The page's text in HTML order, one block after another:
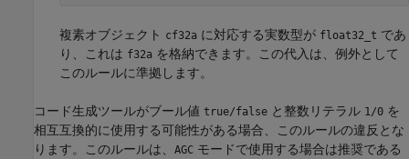
複素オブジェクト cf32a に対応する実数型が float32_t であ
り、これは f32a を格納できます。この代入は、例外として
このルールに準拠します。
コード生成ツールがブール値 true/false と整数リテラル 1/0 を
相互互換的に使用する可能性がある場合、このルールの違反とな
ります。このルールは、 AGC モードで使用する場合は推奨である